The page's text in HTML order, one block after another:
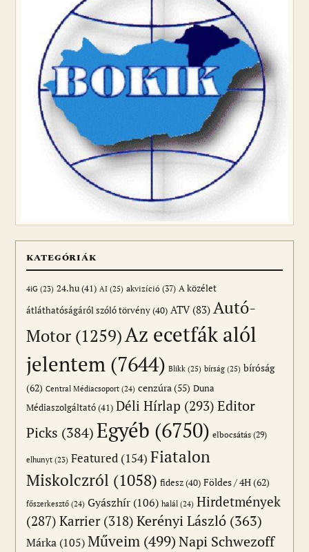
KATEGÓRIÁK
4iG (23) 24.hu(41) AI (25) akvizíció (37) A közélet
átláthatóságáról szóló törvény(40) ATV(83) Autó-
Motor (1259)Az ecetfák alól
jelentem (7644) Blikk (25) bírság (25) bíróság
(62) Central Médiacsoport (24) cenzúra(55) Duna
Médiaszolgáltató(41) Déli Hírlap (293) Editor
Picks (384)Egyéb (6750) elbocsátás (29)
elhunyt (23) Featured (154) Fiatalon
Miskolczról (1058) fidesz(40) Földes / 4H(62)
főszerkesztő (24) Gyászhír (106) halál (24) Hirdetmények
(287) Karrier(318) Kerényi László (363)
Márka (105) Műveim (499)Napi Schwezoff